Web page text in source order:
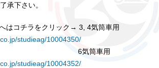
承下さい。
はコチラをクリック→ 3, 4気筒車用
studieag/10004350/
車用
studieag/10004352/